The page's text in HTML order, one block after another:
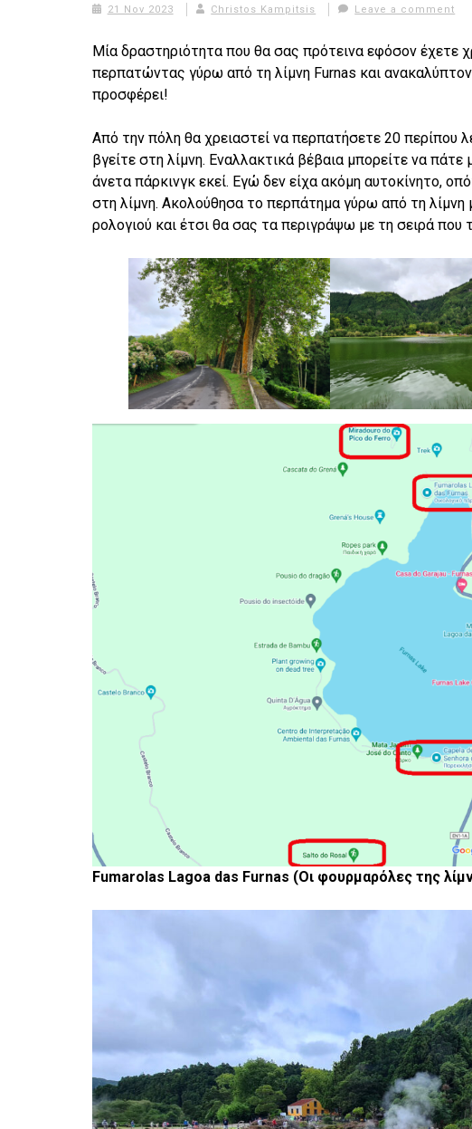
21 Nov 2023 Christos Kampitsis Leave a comment
Μία δραστηριότητα που θα σας πρότεινα εφόσον έχετε
περπατώντας γύρω από τη λίμνη Furnas και
προσφέρει!
Από την πόλη θα χρειαστεί να περπατήσετε 20 περίπου
βγείτε στη λίμνη. Εναλλακτικά βέβαια μπορείτε να
άνετα πάρκινγκ εκεί. Εγώ δεν είχα ακόμη αυτοκίνητο,
στη λίμνη. Ακολούθησα το περπάτημα γύρω από τη
ρολογιού και έτσι θα σας τα περιγράψω με τη σειρά που
Fumarolas Lagoa das Furnas (Οι φουρμαρόλες της